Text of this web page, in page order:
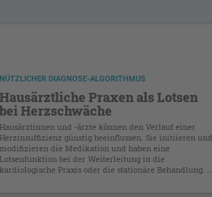
NÜTZLICHER DIAGNOSE-ALGORITHMUS
Hausärztliche Praxen als Lotsen
bei Herzschwäche
Hausärztinnen und -ärzte können den Verlauf einer
Herzinsuffizienz günstig beeinflussen. Sie initiieren und
modifizieren die Medikation und haben eine
Lotsenfunktion bei der Weiterleitung in die
kardiologische Praxis oder die stationäre Behandlung. ...